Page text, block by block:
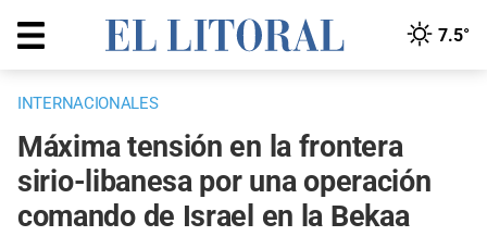
7.5°
INTERNACIONALES
Máxima tensión en la frontera
sirio-libanesa por una operación
comando de Israel en la Bekaa